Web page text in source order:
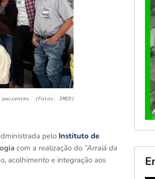
pacientes. (Fotos: IMED)
pelo Instituto de
com a realização do “Arraiá da
acolhimento e integração aos